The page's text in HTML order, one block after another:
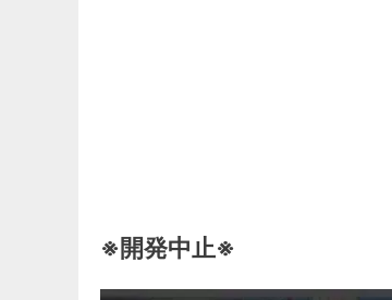
※開発中止※